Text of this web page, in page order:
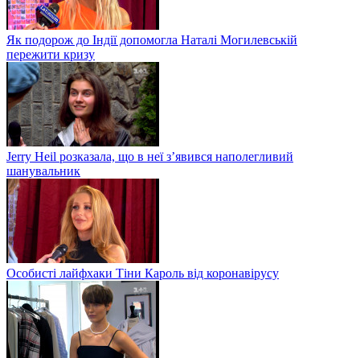
Як подорож до Індії допомогла Наталі Могилевській
пережити кризу
Jerry Heil розказала, що в неї з’явився наполегливий
шанувальник
Особисті лайфхаки Тіни Кароль від коронавірусу